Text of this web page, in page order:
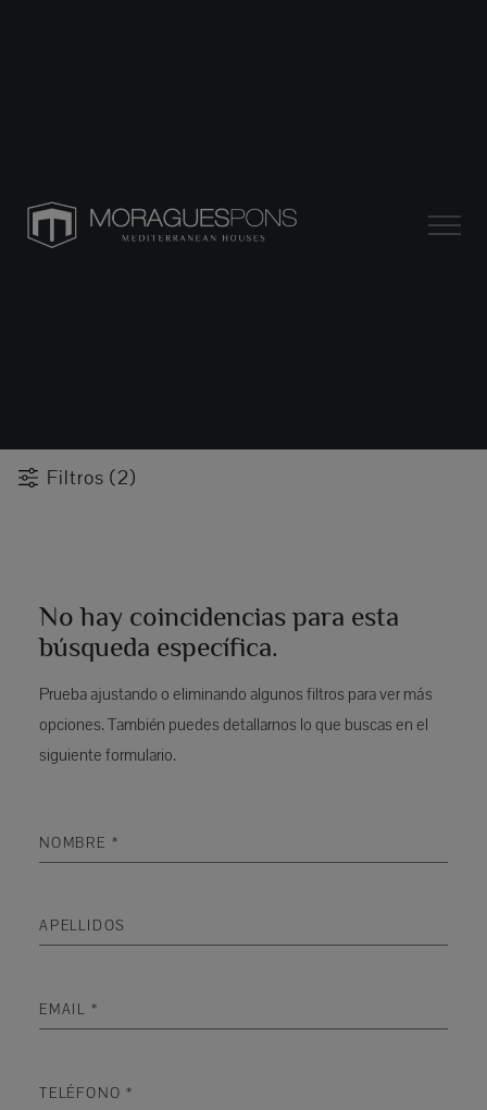
Filtros (2)
No hay coincidencias para esta
búsqueda específica.
Prueba ajustando o eliminando algunos filtros para ver más
opciones. También puedes detallarnos lo que buscas en el
siguiente formulario.